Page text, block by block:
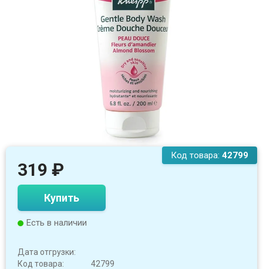
Код товара: 42799
319 ₽
Купить
Есть в наличии
Дата отгрузки:
Код товара:
42799